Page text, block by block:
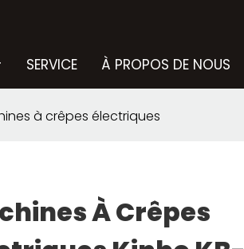
SERVICE À PROPOS DE NOUS
à crêpes électriques
À Crêpes